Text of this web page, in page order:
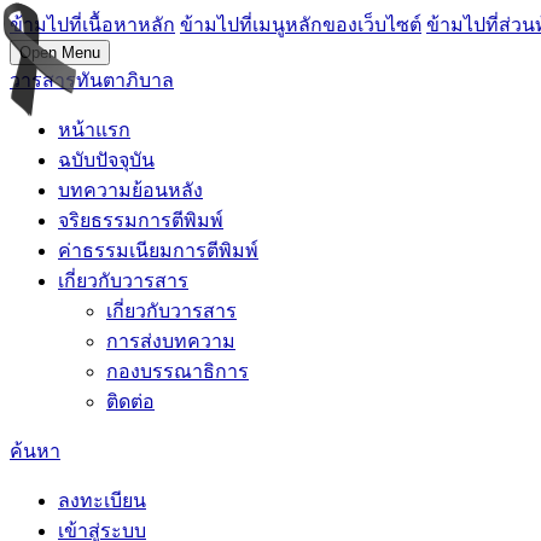
ข้ามไปที่เนื้อหาหลัก ข้ามไปที่เมนูหลักของเว็บไซต์ ข้ามไปที่ส่วน
Open Menu
วารสารทันตาภิบาล
หน้าแรก
ฉบับปัจจุบัน
บทความย้อนหลัง
จริยธรรมการตีพิมพ์
ค่าธรรมเนียมการตีพิมพ์
เกี่ยวกับวารสาร
เกี่ยวกับวารสาร
การส่งบทความ
กองบรรณาธิการ
ติดต่อ
ค้นหา
ลงทะเบียน
เข้าสู่ระบบ